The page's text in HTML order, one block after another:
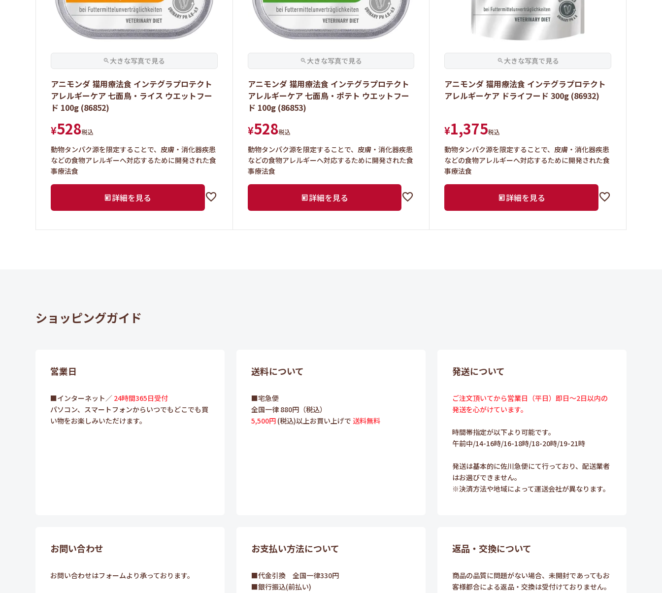
アニモンダ 猫用療法食 インテグラプロテクト
アレルギーケア 七面鳥・ライス ウエットフー
ド 100g (86852)
¥528税込
動物タンパク源を限定することで、皮膚・消化器疾患
などの食物アレルギーへ対応するために開発された食
事療法食
詳細を見る
アニモンダ 猫用療法食 インテグラプロテクト
アレルギーケア 七面鳥・ポテト ウエットフー
ド 100g (86853)
¥528税込
動物タンパク源を限定することで、皮膚・消化器疾患
などの食物アレルギーへ対応するために開発された食
事療法食
詳細を見る
アニモンダ 猫用療法食 インテグラプロテクト
アレルギーケア ドライフード 300g (86932)
¥1,375税込
動物タンパク源を限定することで、皮膚・消化器疾患
などの食物アレルギーへ対応するために開発された食
事療法食
詳細を見る
ショッピングガイド
営業日
■インターネット／ 24時間365日受付
パソコン、スマートフォンからいつでもどこでも買
い物をお楽しみいただけます。
送料について
■宅急便
全国一律 880円（税込）
5,500円 (税込)以上お買い上げで 送料無料
発送について
ご注文頂いてから営業日（平日）即日～2日以内の
発送を心がけています。
時間帯指定が以下より可能です。
午前中/14-16時/16-18時/18-20時/19-21時
発送は基本的に佐川急便にて行っており、配送業者
はお選びできません。
※決済方法や地域によって運送会社が異なります。
お問い合わせ
お問い合わせはフォームより承っております。
お支払い方法について
■代金引換 全国一律330円
■銀行振込(前払い)
返品・交換について
商品の品質に問題がない場合、未開封であってもお
客様都合による返品・交換は受付けておりません。